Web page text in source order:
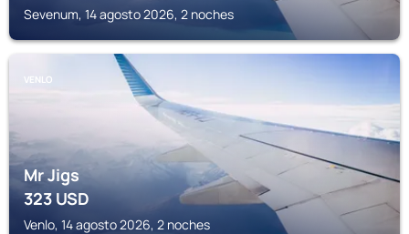
Sevenum, 14 agosto 2026, 2 noches
VENLO
Mr Jigs
323USD
Venlo, 14 agosto 2026, 2 noches